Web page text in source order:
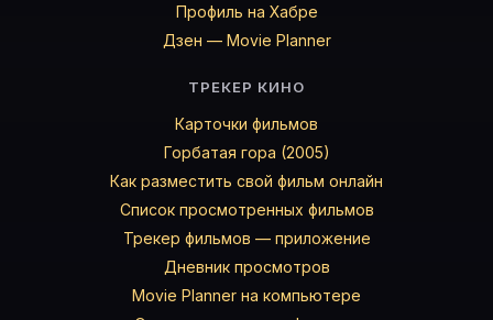
Профиль на Хабре
Дзен — Movie Planner
ТРЕКЕР КИНО
Карточки фильмов
Горбатая гора (2005)
Как разместить свой фильм онлайн
Список просмотренных фильмов
Трекер фильмов — приложение
Дневник просмотров
Movie Planner на компьютере